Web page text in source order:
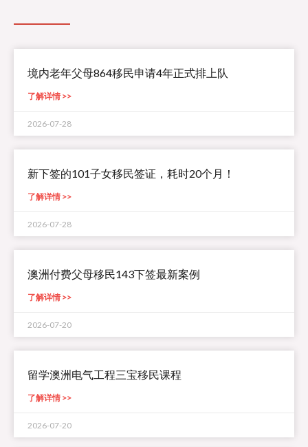
境内老年父母864移民申请4年正式排上队
了解详情 >>
2026-07-28
新下签的101子女移民签证，耗时20个月！
了解详情 >>
2026-07-28
澳洲付费父母移民143下签最新案例
了解详情 >>
2026-07-20
留学澳洲电气工程三宝移民课程
了解详情 >>
2026-07-20